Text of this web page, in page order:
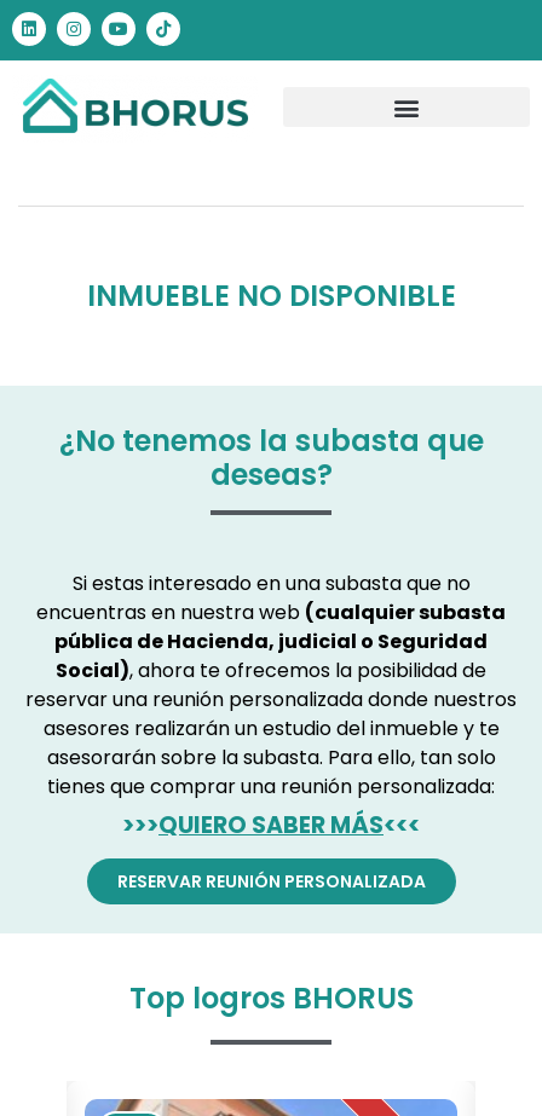
INMUEBLE NO DISPONIBLE
¿No tenemos la subasta que
deseas?
Si estas interesado en una subasta que no
encuentras en nuestra web (cualquier subasta
pública de Hacienda, judicial o Seguridad
Social), ahora te ofrecemos la posibilidad de
reservar una reunión personalizada donde nuestros
asesores realizarán un estudio del inmueble y te
asesorarán sobre la subasta. Para ello, tan solo
tienes que comprar una reunión personalizada:
>>>QUIERO SABER MÁS<<<
RESERVAR REUNIÓN PERSONALIZADA
Top logros BHORUS